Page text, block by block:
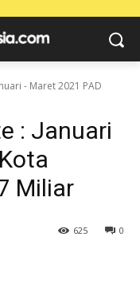
- Maret 2021 PAD
: Januari
Miliar
0
625